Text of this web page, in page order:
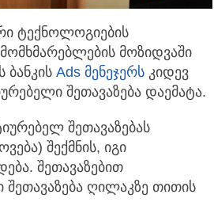
ტექნოლოგიების
მოზიდვაში
Ads მენეჯერს კიდევ
შეთავაზება დაემატა.
შეთავაზებას
შექმნის, იგი
შეთავაზებით
ღილაკზე თითის